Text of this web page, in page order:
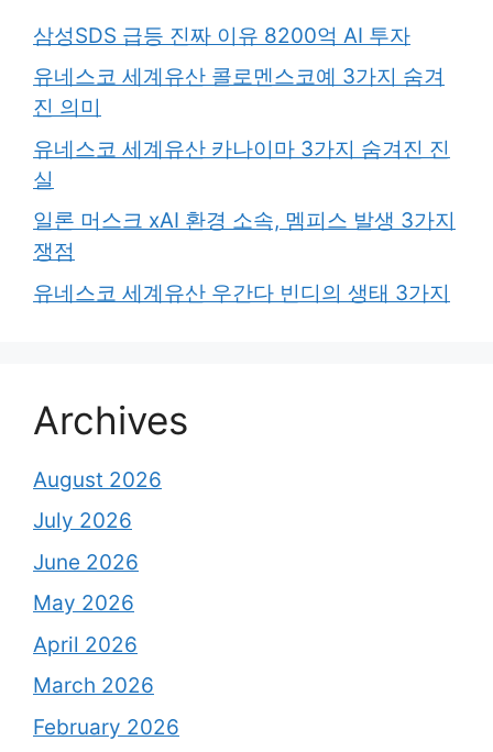
삼성SDS 급등 진짜 이유 8200억 AI 투자
유네스코 세계유산 콜로멘스코예 3가지 숨겨
진 의미
유네스코 세계유산 카나이마 3가지 숨겨진 진
실
일론 머스크 xAI 환경 소속, 멤피스 발생 3가지
쟁점
유네스코 세계유산 우간다 빈디의 생태 3가지
Archives
August 2026
July 2026
June 2026
May 2026
April 2026
March 2026
February 2026